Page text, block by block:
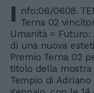
I nfo:06/0608.
Terna 02
Umanità =
di una nuova
Premio Terna 02
titolo della mostra
Tempio di Adriano